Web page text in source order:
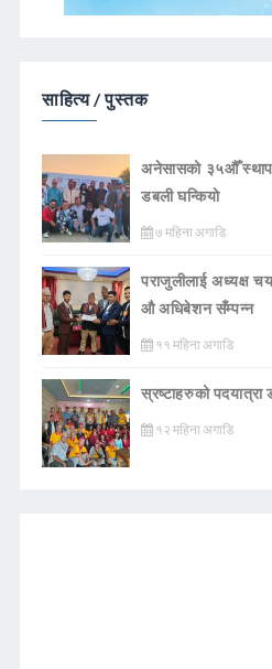
साहित्य / पुस्तक
अनेसासको ३५औँ
डबली घन्कियाे
७ महिना अगाडि
पराजुलीलाई अध्यक्ष
औ अधिबेशन सँम्पन्न
११ महिना अगाडि
स्रष्टाहरुको
१२ महिना अगाडि